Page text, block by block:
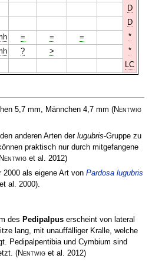
D
D
= = =
*
? >
*
LC
5,7 mm, Männchen 4,7 mm (Nentwig
anderen Arten der lugubris-Gruppe zu
praktisch nur durch mitgefangene
et al. 2012)
2000 als eigene Art von Pardosa lugubris
et al. 2000).
des Pedipalpuserscheint von lateral
lang, mit unauffälliger Kralle, welche
Pedipalpentibia und Cymbium sind
(Nentwiget al. 2012)